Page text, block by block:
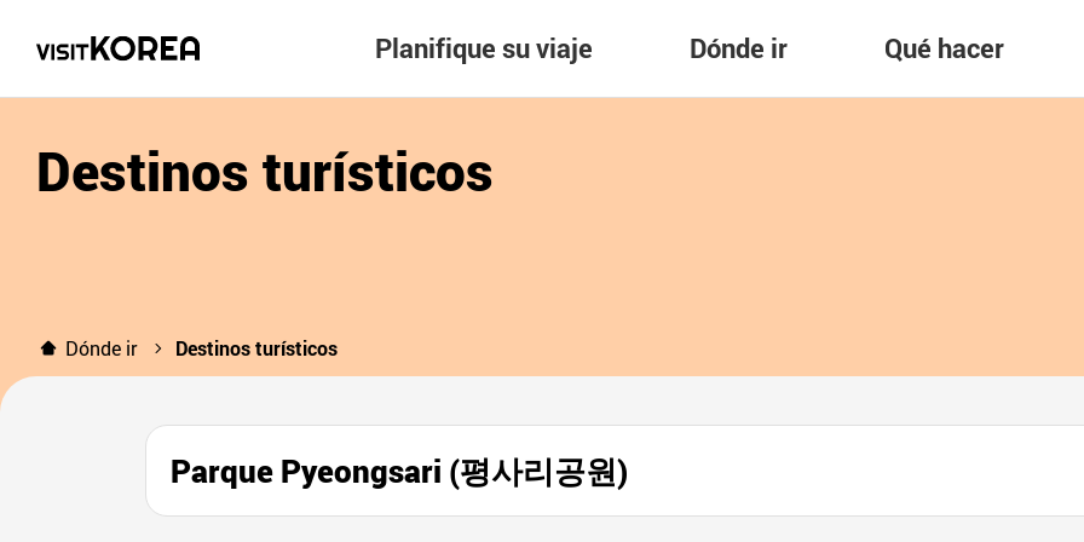
Planifique su viaje Dónde ir Qué hacer
Destinos turísticos
Dónde ir Destinos turísticos
Parque Pyeongsari (평사리공원)